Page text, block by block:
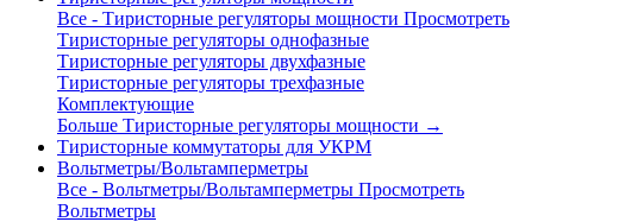
Все - Тиристорные регуляторы мощности Просмотреть
Тиристорные регуляторы однофазные
Тиристорные регуляторы двухфазные
Тиристорные регуляторы трехфазные
Комплектующие
Больше Тиристорные регуляторы мощности →
Тиристорные коммутаторы для УКРМ
Вольтметры/Вольтамперметры
Все - Вольтметры/Вольтамперметры Просмотреть
Вольтметры